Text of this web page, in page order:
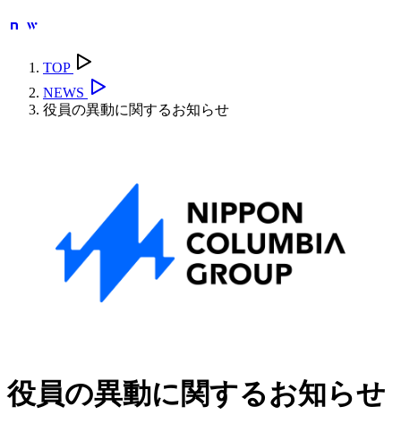
TOP
NEWS
役員の異動に関するお知らせ
役員の異動に関するお知らせ